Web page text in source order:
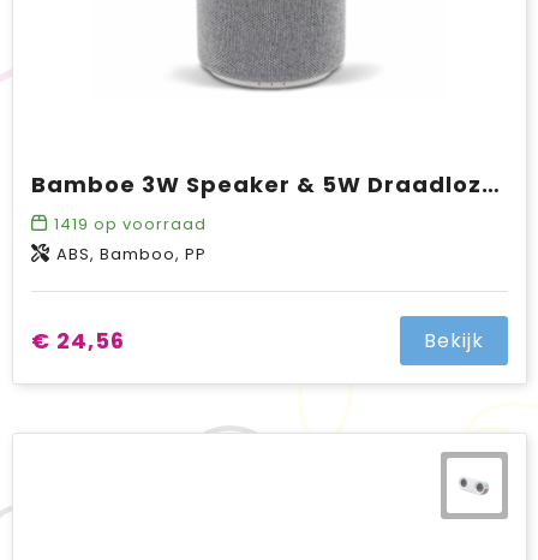
Bamboe 3W Speaker & 5W Draadloze Oplader
1419 op voorraad
ABS, Bamboo, PP
€ 24,56 Bekijk